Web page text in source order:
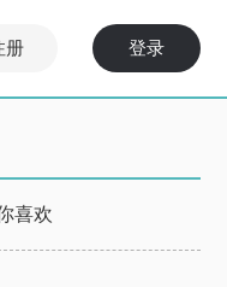
册 登录
喜欢